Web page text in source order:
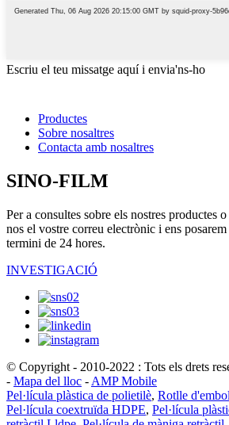
Escriu el teu missatge aquí i envia'ns-ho
Productes
Sobre nosaltres
Contacta amb nosaltres
SINO-FILM
Per a consultes sobre els nostres productes
nos el vostre correu electrònic i ens
termini de 24 hores.
INVESTIGACIÓ
© Copyright - 2010-2022 : Tots els drets
- Mapa del lloc - AMP Mobile
Pel·lícula plàstica de polietilè, Rotlle
Pel·lícula coextruïda HDPE, Pel·lícula